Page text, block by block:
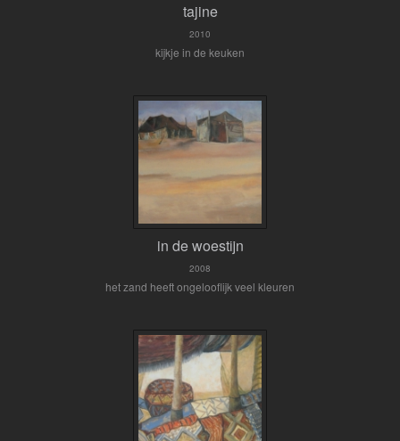
tajine
2010
kijkje in de keuken
in de woestijn
2008
het zand heeft ongelooflijk veel kleuren